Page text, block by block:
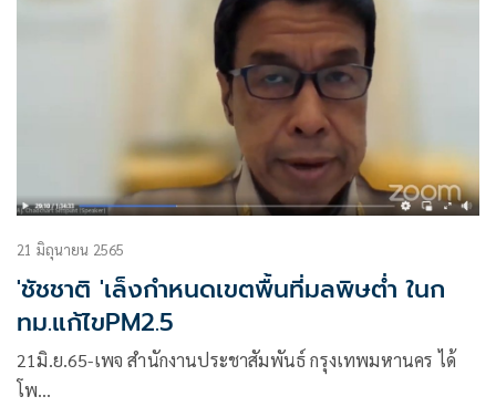
21 มิถุนายน 2565
'ชัชชาติ 'เล็งกำหนดเขตพื้นที่มลพิษต่ำ ในก
ทม.แก้ไขPM2.5
21มิ.ย.65-เพจ สำนักงานประชาสัมพันธ์ กรุงเทพมหานคร ได้
โพ…